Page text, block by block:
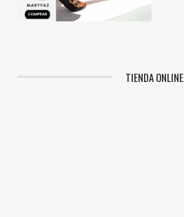
TIENDA ONLINE